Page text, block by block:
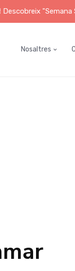
Descobreix
Nosaltres